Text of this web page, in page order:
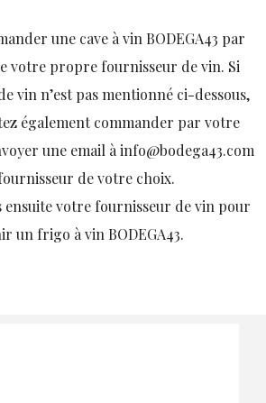
une cave à vin BODEGA43 par
votre propre fournisseur de vin. Si
vin n’est pas mentionné ci-dessous,
également commander par votre
une email à info@bodega43.com
de votre choix.
ensuite votre fournisseur de vin pour
un frigo à vin BODEGA43.